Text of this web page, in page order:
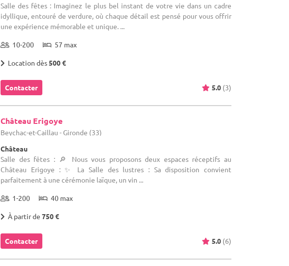
Salle des fêtes : Imaginez le plus bel instant de votre vie dans un cadre
idyllique, entouré de verdure, où chaque détail est pensé pour vous offrir
une expérience mémorable et unique. ...
10-200 57 max
Location dès500 €
Contacter 5.0 (3)
Château Erigoye
Beychac-et-Caillau - Gironde (33)
Château
Salle des fêtes : 🔎 Nous vous proposons deux espaces réceptifs au
Château Erigoye : ✨ La Salle des lustres : Sa disposition convient
parfaitement à une cérémonie laïque, un vin ...
1-200 40 max
À partir de750 €
Contacter 5.0 (6)